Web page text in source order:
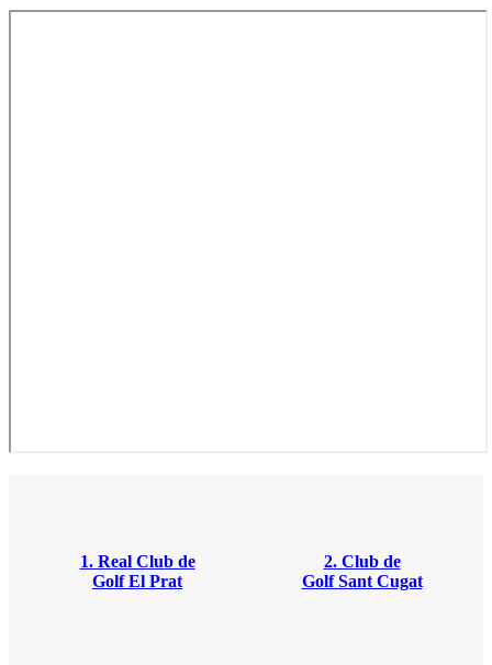
1. Real Club de
Golf El Prat
2. Club de
Golf Sant Cugat